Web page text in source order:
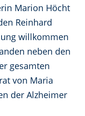
Marion Höcht
Reinhard
willkommen
neben den
gesamten
von Maria
der Alzheimer